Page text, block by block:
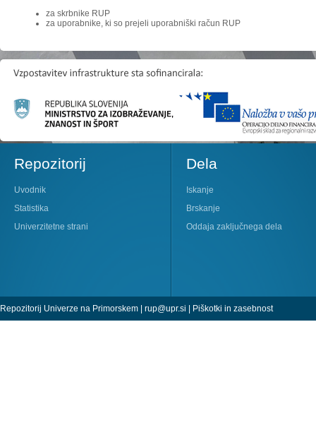
za skrbnike RUP
za uporabnike, ki so prejeli uporabniški račun RUP
Repozitorij
Uvodnik
Statistika
Univerzitetne strani
Dela
Iskanje
Brskanje
Oddaja zaključnega dela
Repozitorij Univerze na Primorskem | rup@upr.si | Piškotki in zasebnost